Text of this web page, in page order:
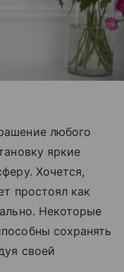
любого
яркие
Хочется,
простоял как
Некоторые
сохранять
своей